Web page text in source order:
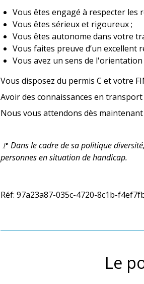
Vous êtes engagé à respecter les
Vous êtes sérieux et rigoureux ;
Vous êtes autonome dans votre
Vous faites preuve d’un excellent
Vous avez un sens de
Vous disposez du permis C et votre
Avoir des connaissances en
Nous vous attendons dès maintenant
🚩 Dans le cadre de sa politique
personnes en situation de handicap.
Réf: 97a23a87-035c-4720-8c1b-
Le